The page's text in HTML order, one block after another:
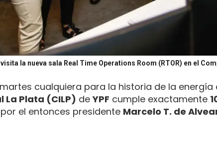
la nueva sala Real Time Operations Room (RTOR) en el
cualquiera para la historia de la energía
Plata (CILP) deYPF cumple exactamente
el entonces presidente Marcelo T. de